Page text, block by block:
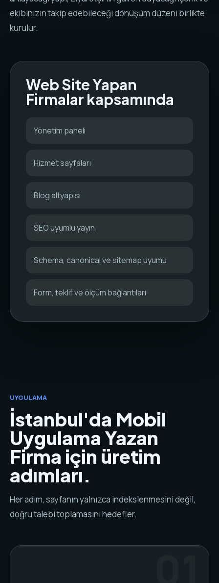
ekibinizin takip edebileceği dönüşüm düzeni birlikte
kurulur.
Web Site Yapan
Firmalar kapsamında
Yönetim paneli
Hizmet sayfaları
Blog altyapısı
SEO uyumlu yayın
Schema, canonical ve sitemap uyumu
Form, teklif ve ölçüm bağlantıları
UYGULAMA
İstanbul'da Mobil
Uygulama Yazan
Firma için üretim
adımları.
Her adım, sayfanın yalnızca indekslenmesini değil,
doğru talebi toplamasını hedefler.